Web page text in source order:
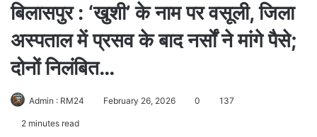
बिलासपुर : ‘खुशी’ के नाम पर वसूली, जिला
अस्पताल में प्रसव के बाद नर्सों ने मांगे पैसे;
दोनों निलंबित…
Admin : RM24 February 26, 2026 0 137
2 minutes read